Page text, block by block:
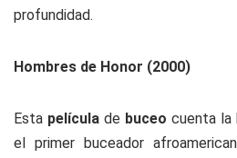
profundidad.
Hombres de Honor (2000)
Esta película de buceo cuenta la
el primer buceador